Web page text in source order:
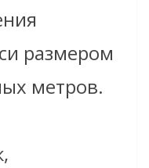
размером
метров.